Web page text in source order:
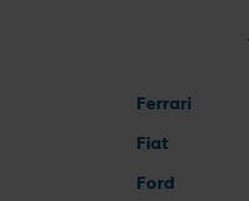
Ferrari
Fiat
Ford